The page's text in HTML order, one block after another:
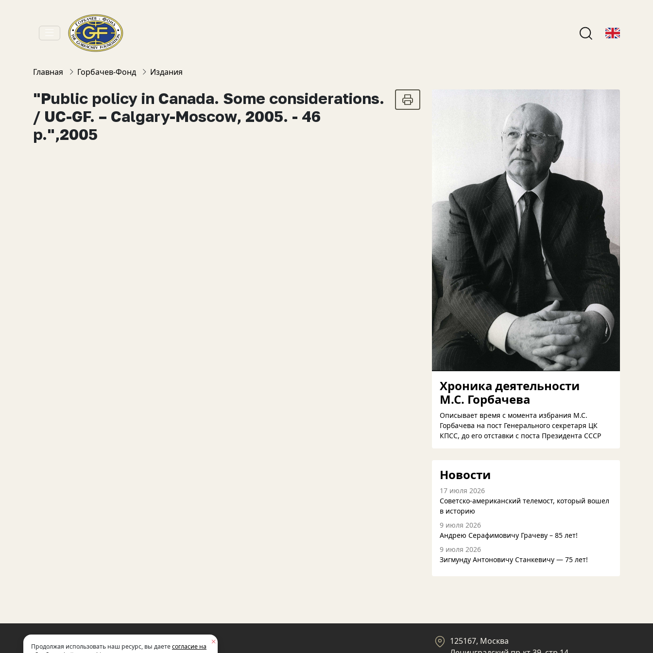
Главная Горбачев-Фонд Издания
"Public policy in Canada. Some considerations.
/ UC-GF. – Calgary-Moscow, 2005. - 46
p.",2005
Хроника деятельности
М.С. Горбачева
Описывает время с момента избрания М.С.
Горбачева на пост Генерального секретаря ЦК
КПСС, до его отставки с поста Президента СССР
Новости
17 июля 2026
Советско-американский телемост, который вошел
в историю
9 июля 2026
Андрею Серафимовичу Грачеву – 85 лет!
9 июля 2026
Зигмунду Антоновичу Станкевичу — 75 лет!
МЕЖДУНАРОДНЫЙ ФОНД
125167, Москва
Продолжая использовать наш ресурс, вы даетесогласие на